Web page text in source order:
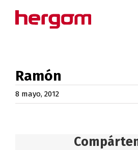
Ramón
8 mayo, 2012